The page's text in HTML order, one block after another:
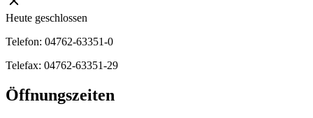
Heute geschlossen
Telefon: 04762-63351-0
Telefax: 04762-63351-29
Öffnungszeiten